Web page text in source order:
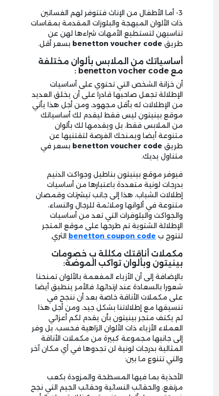
3- أما الأطفال من الإناث فتتوفر لهم الفساتين
ذات الألوان المبهجة والبلوزات المقدمة بمقاسات
تناسبهن لتستطيع الأمهات شراءها لهن عن
طريق benetton voucher code بسعر أقل.
أساسياتك من الملابس بألوان مختلفة
مع benetton vocher code :
أن خزانة الشخص التي تحتوي على أساسيات
الإطلالة تجعل صاحبها قادرا على أن يخلق العديد
من الإطلالات له بأقل مجهود، ومن أجل هذا يأتي
موقع بينيتون ليس فقط ليقدم لك أساسياتك
من الملابس فقط، بل ويقدمها لك بألوان
متنوعة أيضا ويمنحك الفرصة لتقتنيها عن
طريق benetton voucher code بسعر في
متناول يديك.
فيوفر موقع بينيتون بناطيل وجواكت الدنيم
بدرجات لونية متعددة باعتبارها من أساسيات
إطلالات الشباب، هذا إلى جانب تيشرتات وقمصان
متنوعة في ألوانها وملائمة للرجال والنساء،
والجواكت والبلوفرات التي تعد من أساسيات
الإطلالة الشتوية تم طرحها على موقع المتجر
لتتوج ب benetton coupon code الثري.
مكملات أناقتك مكللة ب خصومات
بينيتون وبألوان تواكب الموضة:
بالإضافة إلى أن الأزياء المفعمة بالألوان تمنحنا
شعورا بالسعادة عند ارتدائها، فالأمر ينطبق أيضا
على مكملات الأناقة خاصة بعد أن ننجح في
تنسيقها مع إطلالاتنا بشكل جيد، ومن أجل هذا
لم يكتف متجر بينيتون بأن يقدم لكم أعزائي
العملاء الأزياء ذات الألوان الزاهية فحسب، بل وفر
إلى جانبها مجموعة كبيرة من مكملات الأناقة
المثالية بدرجات لونية لن تجدوها في أي مكان آخر
والتي تتنوع ما بين:
الأحذية بما فيها المسطحة والمزودة بكعب
مرتفع، والحقائب النسائية وحقائب الجيم التي نجح